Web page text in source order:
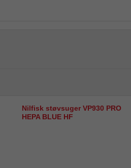
Nilfisk støvsuger VP930 PRO
HEPA BLUE HF